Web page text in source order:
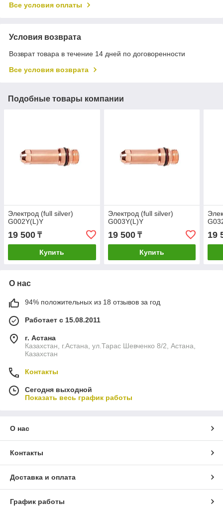
Все условия оплаты
Условия возврата
Возврат товара в течение 14 дней по договоренности
Все условия возврата
Подобные товары компании
Электрод (full silver)
G002Y(L)Y
19 500 ₸
Купить
Электрод (full silver)
G003Y(L)Y
19 500₸
Купить
19
О нас
94% положительных из 18 отзывов за год
Работает с 15.08.2011
г. Астана
Казахстан, г.Астана, ул.Тарас Шевченко 8/2, Астана,
Казахстан
Контакты
Сегодня выходной
Показать весь график работы
О нас
Контакты
Доставка и оплата
График работы